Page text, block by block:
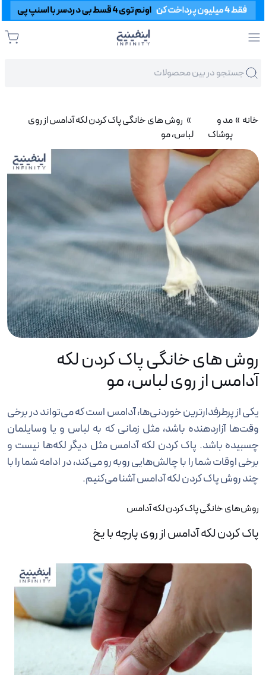
خانه » مد و
پوشاک
» روش های خانگی پاک کردن لکه آدامس از روی
لباس، مو
روش های خانگی پاک کردن لکه
آدامس از روی لباس، مو
یکی از پرطرفدارترین خوردنی‌ها، آدامس است که می‌تواند در برخی
وقت‌ها آزار‌دهنده باشد، مثل زمانی که به لباس و یا وسایلمان
چسبیده باشد. پاک کردن لکه آدامس مثل دیگر لکه‌ها نیست و
برخی اوقات شما را با چالش‌هایی روبه رو می‌کند، در ادامه شما را با
چند روش پاک کردن لکه آدامس آشنا می‌کنیم.
روش‌های خانگی پاک کردن لکه آدامس
پاک کردن لکه آدامس از روی پارچه با یخ